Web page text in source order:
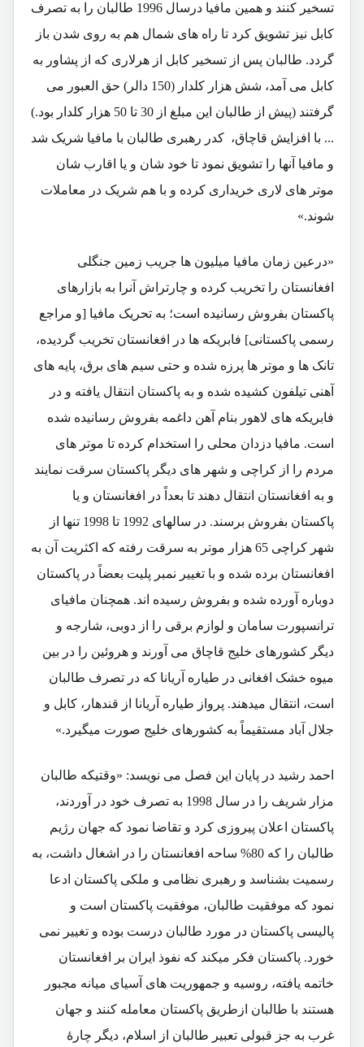
تسخیر کنند و همین مافیا درسال 1996 طالبان را به تصرف
کابل نیز تشویق کرد تا راه های شمال هم به روی شدن باز
گردد. طالبان پس از تسخیر کابل از هرلاری که از پشاور به
کابل می آمد، شش هزار کلدار (150 دالر) حق العبور می
گرفتند (پیش از طالبان این مبلغ از 30 تا 50 هزار کلدار بود.)
... با افزایش قاچاق، کدر رهبری طالبان با مافیا شریک شد
و مافیا آنها را تشویق نمود تا خود شان و یا اقارب شان
موتر های لاری خریداری کرده و با هم شریک در معاملات
شوند.»
«درعین زمان مافیا میلیون ها جریب زمین جنگلی
افغانستان را تخریب کرده و چارتراش آنرا به بازارهای
پاکستان بفروش رسانیده است؛ به تحریک مافیا [و مراجع
رسمی پاکستانی] فابریکه ها در افغانستان تخریب گردیده،
تانک ها و موتر ها پرزه شده و حتی سیم های برق، پایه های
آهنی تیلفون کشیده شده و به پاکستان انتقال یافته و در
فابریکه های لاهور بنام آهن داغمه بفروش رسانیده شده
است. مافیا دزدان محلی را استخدام کرده تا موتر های
مردم را از کراچی و شهر های دیگر پاکستان سرقت نمایند
و به افغانستان انتقال دهند تا بعداً در افغانستان و یا
پاکستان بفروش برسند. در سالهای 1992 تا 1998 تنها از
شهر کراچی 65 هزار موتر به سرقت رفته که اکثریت آن به
افغانستان برده شده و با تغییر نمبر پلیت بعضاً در پاکستان
دوباره آورده شده و بفروش رسیده اند. همچنان مافیای
ترانسپورت سامان و لوازم برقی را از دوبی، شارجه و
دیگر کشورهای خلیج قاچاق می آورند و هروئین را در بین
میوه خشک افغانی در طیاره آریانا که در تصرف طالبان
است، انتقال میدهند. پرواز طیاره آریانا از قندهار، کابل و
جلال آباد مستقیماً به کشورهای خلیج صورت میگیرد.»
احمد رشید در پایان این فصل می نویسد: «وقتیکه طالبان
مزار شریف را در سال 1998 به تصرف خود در آوردند،
پاکستان اعلان پیروزی کرد و تقاضا نمود که جهان رژیم
طالبان را که 80% ساحه افغانستان را در اشغال داشت، به
رسمیت بشناسد و رهبری نظامی و ملکی پاکستان ادعا
نمود که موفقیت طالبان، موفقیت پاکستان است و
پالیسی پاکستان در مورد طالبان درست بوده و تغییر نمی
خورد. پاکستان فکر میکند که نفوذ ایران بر افغانستان
خاتمه یافته، روسیه و جمهوریت های آسیای میانه مجبور
هستند با طالبان ازطریق پاکستان معامله کنند و جهان
غرب به جز قبولی تعبیر طالبان از اسلام، دیگر چارۀ